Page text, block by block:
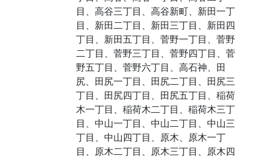
目、高谷三丁目、高谷新町、新田一丁
目、新田二丁目、新田三丁目、新田四
丁目、新田五丁目、菅野一丁目、菅野
二丁目、菅野三丁目、菅野四丁目、菅
野五丁目、菅野六丁目、高石神、田
尻、田尻一丁目、田尻二丁目、田尻三
丁目、田尻四丁目、田尻五丁目、稲荷
木一丁目、稲荷木二丁目、稲荷木三丁
目、中山一丁目、中山二丁目、中山三
丁目、中山四丁目、原木、原木一丁
目、原木二丁目、原木三丁目、原木四